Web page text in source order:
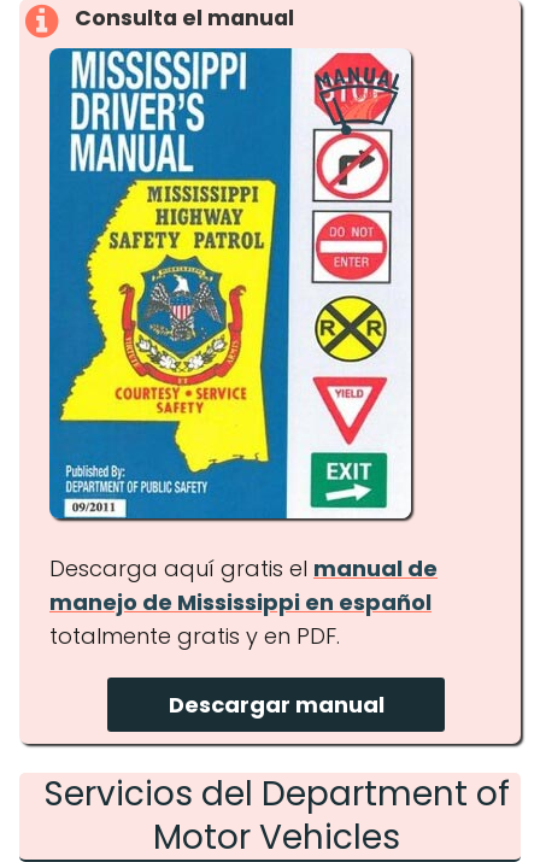
Consulta el manual
Descarga aquí gratis el manual de
manejo de Mississippi en español
totalmente gratis y en PDF.
Descargar manual
Servicios del Department of
Motor Vehicles